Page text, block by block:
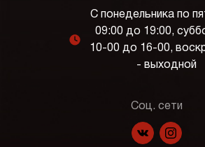
l
С понедельника по
09:00 до 19:00,
10-00 до 16-00,
- выходной
Соц. сети
f p